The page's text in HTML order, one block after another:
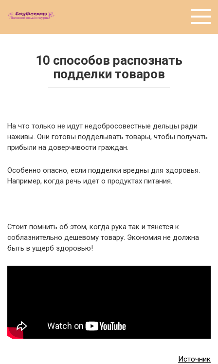
10 способов распознать
подделки товаров
На что только не идут недобросовестные дельцы ради
наживы. Они готовы подделывать товары, чтобы получать
прибыли на доверчивости граждан.
Особенно опасно, если подделки вредны для здоровья.
Например, когда речь идет о продуктах питания.
Стоит помнить об этом, когда рука так и тянется к
соблазнительно дешевому товару. Экономия не должна
быть в ущерб здоровью!
Источник